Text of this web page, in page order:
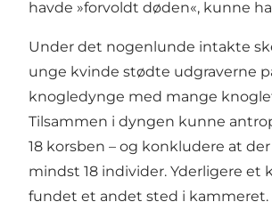
havde »forvoldt døden«, kunne
Under det nogenlunde intakte
unge kvinde stødte udgraverne
knogledynge med mange
Tilsammen i dyngen kunne
18 korsben – og konkludere at
mindst 18 individer. Yderligere et
fundet et andet sted i kammeret.